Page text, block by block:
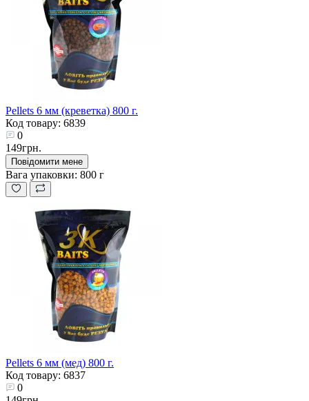
Pellets 6 мм (креветка) 800 г.
Код товару: 6839
0
149грн.
Повідомити мене
Вага упаковки: 800 г
Pellets 6 мм (мед) 800 г.
Код товару: 6837
0